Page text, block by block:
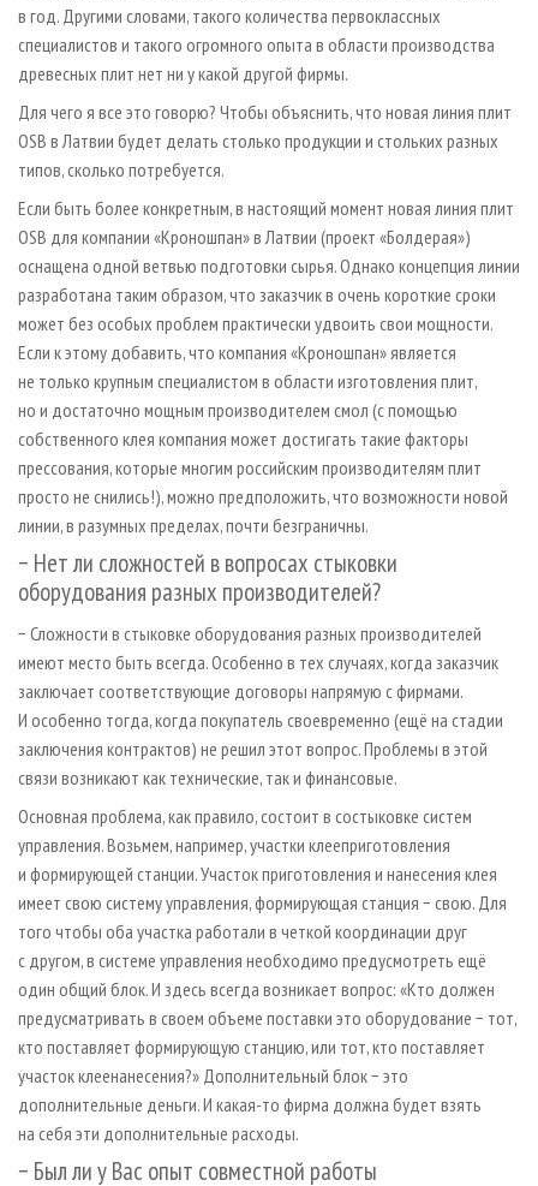
в год. Другими словами, такого количества первоклассных
специалистов и такого огромного опыта в области производства
древесных плит нет ни у какой другой фирмы.
Для чего я все это говорю? Чтобы объяснить, что новая линия плит
OSB в Латвии будет делать столько продукции и стольких разных
типов, сколько потребуется.
Если быть более конкретным, в настоящий момент новая линия плит
OSB для компании «Кроношпан» в Латвии (проект «Болдерая»)
оснащена одной ветвью подготовки сырья. Однако концепция линии
разработана таким образом, что заказчик в очень короткие сроки
может без особых проблем практически удвоить свои мощности.
Если к этому добавить, что компания «Кроношпан» является
не только крупным специалистом в области изготовления плит,
но и достаточно мощным производителем смол (с помощью
собственного клея компания может достигать такие факторы
прессования, которые многим российским производителям плит
просто не снились!), можно предположить, что возможности новой
линии, в разумных пределах, почти безграничны.
− Нет ли сложностей в вопросах стыковки
оборудования разных производителей?
− Сложности в стыковке оборудования разных производителей
имеют место быть всегда. Особенно в тех случаях, когда заказчик
заключает соответствующие договоры напрямую с фирмами.
И особенно тогда, когда покупатель своевременно (ещё на стадии
заключения контрактов) не решил этот вопрос. Проблемы в этой
связи возникают как технические, так и финансовые.
Основная проблема, как правило, состоит в состыковке систем
управления. Возьмем, например, участки клееприготовления
и формирующей станции. Участок приготовления и нанесения клея
имеет свою систему управления, формирующая станция − свою. Для
того чтобы оба участка работали в четкой координации друг
с другом, в системе управления необходимо предусмотреть ещё
один общий блок. И здесь всегда возникает вопрос: «Кто должен
предусматривать в своем объеме поставки это оборудование − тот,
кто поставляет формирующую станцию, или тот, кто поставляет
участок клеенанесения?» Дополнительный блок − это
дополнительные деньги. И какая-то фирма должна будет взять
на себя эти дополнительные расходы.
− Был ли у Вас опыт совместной работы